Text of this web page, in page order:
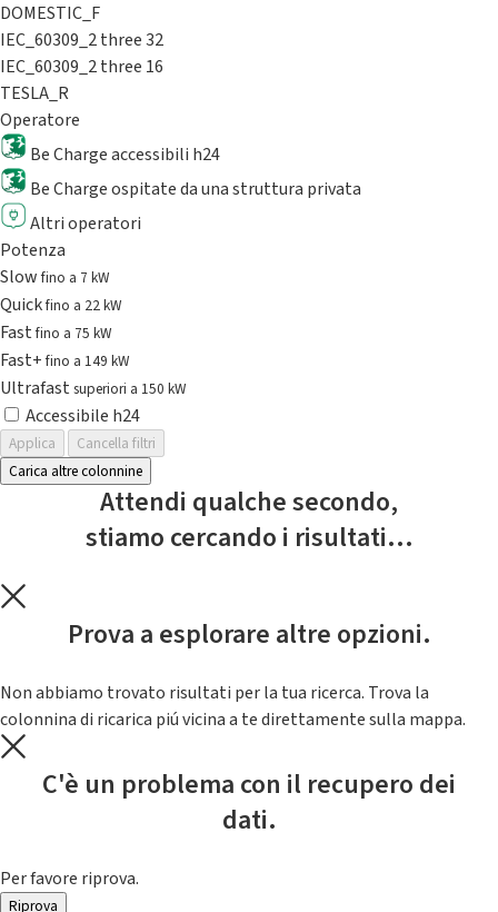
DOMESTIC_F
IEC_60309_2 three 32
IEC_60309_2 three 16
TESLA_R
Operatore
Be Charge accessibili h24
Be Charge ospitate da una struttura privata
Altri operatori
Potenza
Slowfino a 7 kW
Quickfino a 22 kW
Fastfino a 75 kW
Fast+fino a 149 kW
Ultrafast superiori a 150 kW
Accessibile h24
Applica
Cancella filtri
Carica altre colonnine
Attendi qualche secondo,
stiamo cercando i risultati...
Prova a esplorare altre opzioni.
Non abbiamo trovato risultati per la tua ricerca. Trova la
colonnina di ricarica piú vicina a te direttamente sulla mappa.
C'è un problema con il recupero dei
dati.
Per favore riprova.
Riprova